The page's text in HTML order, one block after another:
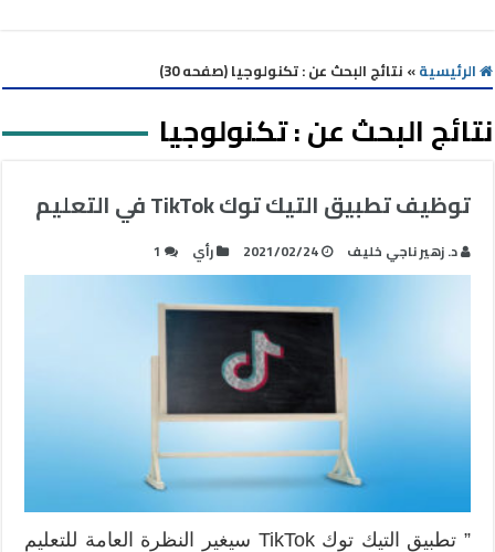
الرئيسية» نتائج البحث عن : تكنولوجيا (صفحه 30)
نتائج البحث عن :تكنولوجيا
توظيف تطبيق التيك توك TikTok في التعليم
د. زهير ناجي خليف 2021/02/24 رأي 1
” تطبيق التيك توك TikTok سيغير النظرة العامة للتعليم